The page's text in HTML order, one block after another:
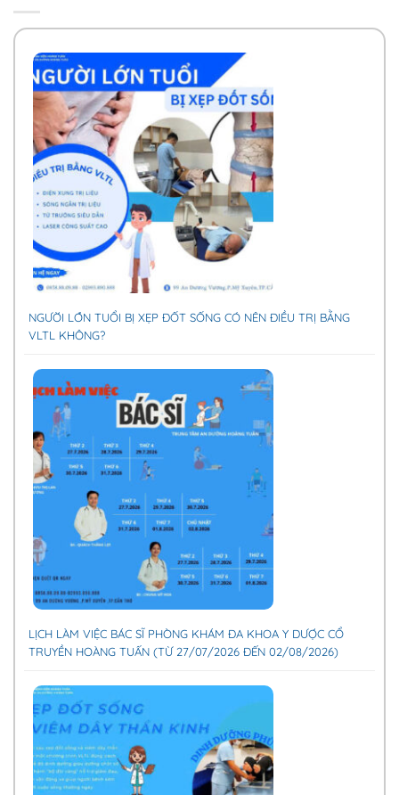
NGƯỜI LỚN TUỔI BỊ XẸP ĐỐT SỐNG CÓ NÊN ĐIỀU TRỊ BẰNG
VLTL KHÔNG?
LỊCH LÀM VIỆC BÁC SĨ PHÒNG KHÁM ĐA KHOA Y DƯỢC CỔ
TRUYỀN HOÀNG TUẤN (TỪ 27/07/2026 ĐẾN 02/08/2026)